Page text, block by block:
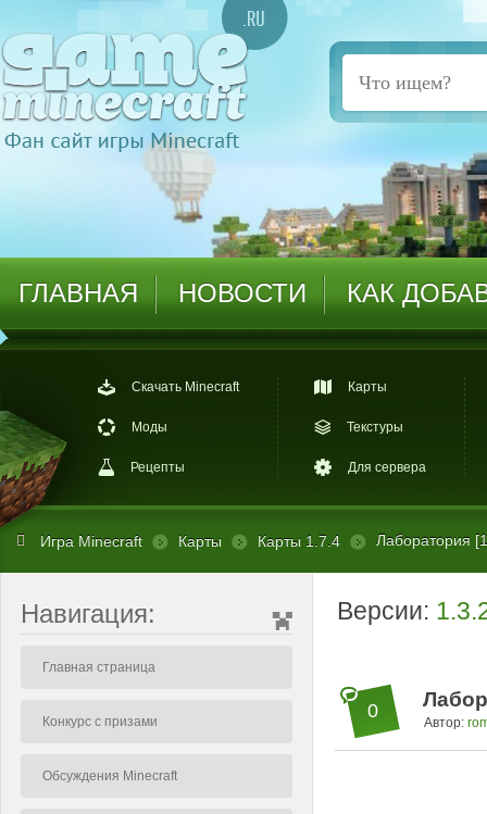
ГЛАВНАЯ НОВОСТИ КАК
Скачать Minecraft
Моды
Рецепты
Карты
Текстуры
Для сервера
Игра Minecraft Карты Карты 1.7.4 Лаборатория
Навигация:
Главная страница
Конкурс с призами
Обсуждения Minecraft
Версии:
0
Автор: